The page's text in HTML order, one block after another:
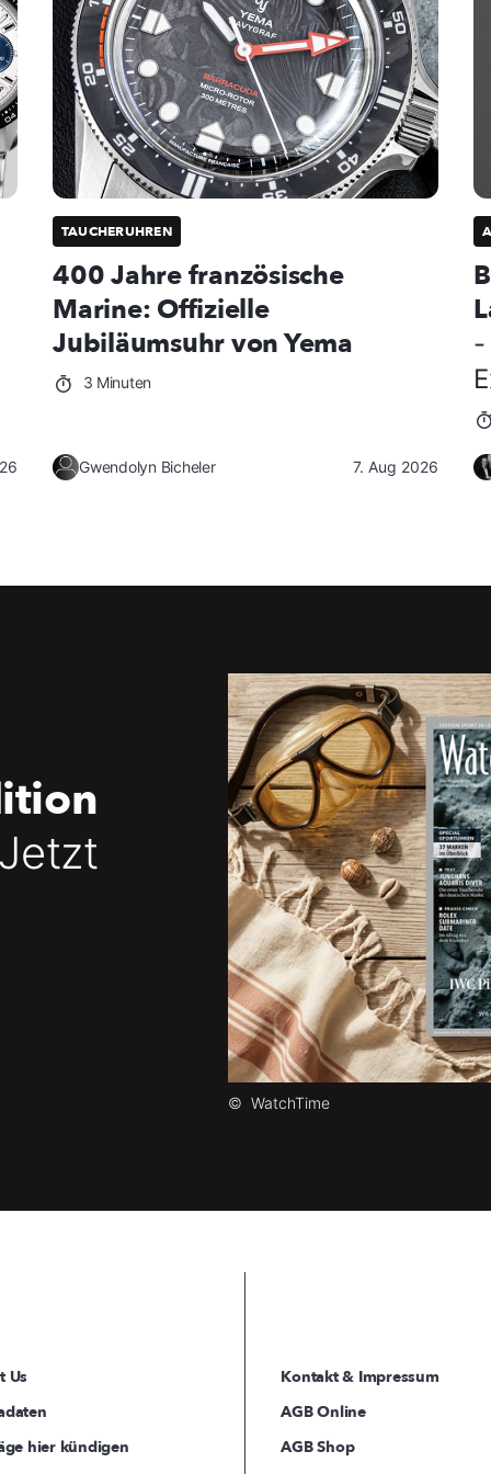
TAUCHERUHREN
400 Jahre französische
Marine: Offizielle
Jubiläumsuhr von Yema
3 Minuten
Gwendolyn Bicheler 7. Aug 2026
-
© WatchTime
Us
hier kündigen
Kontakt & Impressum
AGB Online
AGB Shop